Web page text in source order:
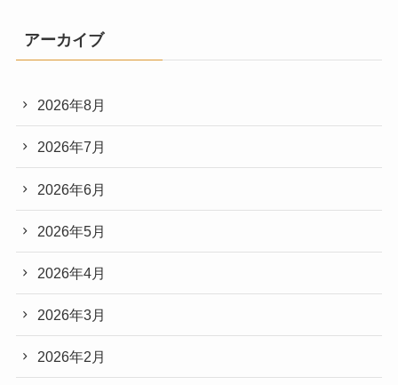
アーカイブ
2026年8月
2026年7月
2026年6月
2026年5月
2026年4月
2026年3月
2026年2月